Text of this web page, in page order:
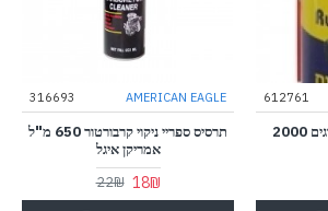
612761
תרסיס ספריי משחרר ברגים 2000
AMERICAN EAGLE
316693
תרסיס ספריי ניקוי קרבורטור 650 מ"ל
אמריקן איגל
18₪
22₪